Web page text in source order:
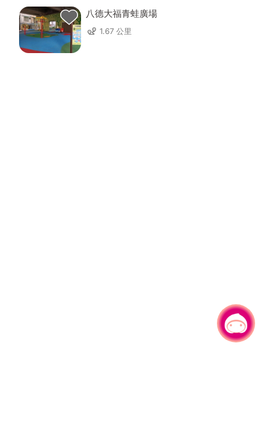
八德大福青蛙廣場
1.67 公里